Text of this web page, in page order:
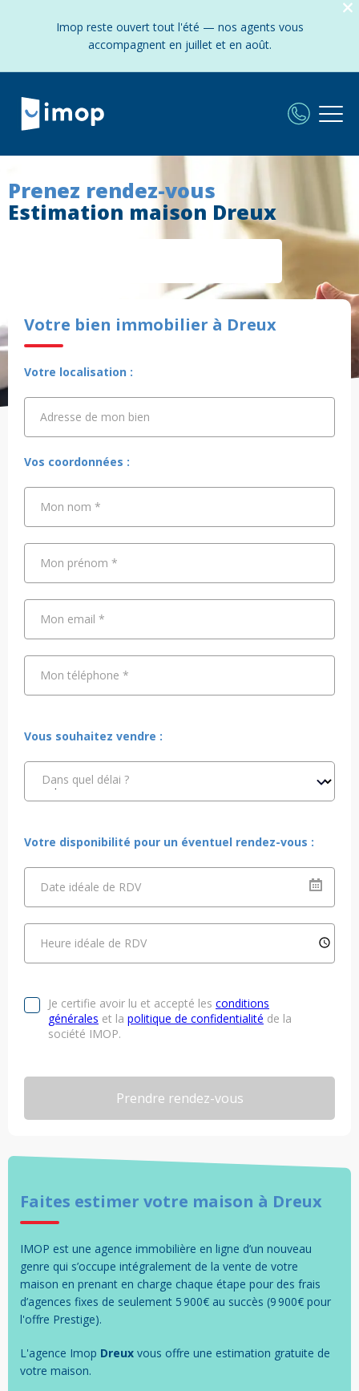
Imop reste ouvert tout l'été — nos agents vous
accompagnent en juillet et en août.
Prenez rendez-vous
Estimation maison Dreux
Faites estimer votre maison à Dreux
IMOP est une agence immobilière en ligne d’un nouveau
genre qui s’occupe intégralement de la vente de votre
maison en prenant en charge chaque étape pour des frais
d’agences fixes de seulement 5 900€ au succès (9 900€ pour
l'offre Prestige).
L'agence Imop Dreux vous offre une estimation gratuite de
votre maison.
Votre bien immobilier à Dreux
Votre localisation :
Adresse de mon bien
Adresse de mon bien
Vos coordonnées :
Mon nom *
Mon prénom *
Mon email *
Mon téléphone *
Vous souhaitez vendre :
Dans quel délai ?
Votre disponibilité pour un éventuel rendez-vous :
Date idéale de RDV
Heure idéale de RDV
Je certifie avoir lu et accepté les conditions
générales et la politique de confidentialité de la
société IMOP.